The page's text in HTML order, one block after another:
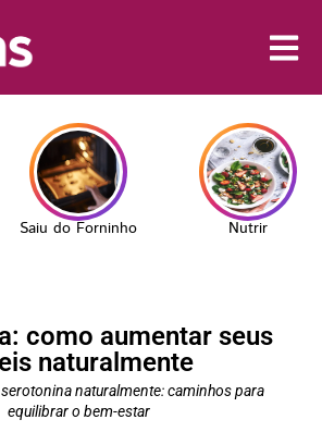
Saiu do Forninho Nutrir
como aumentar seus
naturalmente
naturalmente: caminhos para
equilibrar o bem-estar